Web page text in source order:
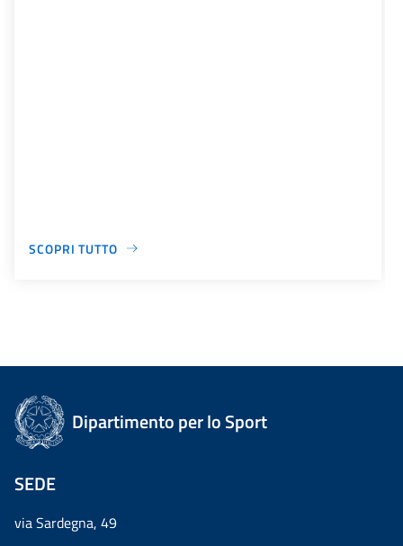
SCOPRI TUTTO
Dipartimento per lo Sport
SEDE
via Sardegna, 49